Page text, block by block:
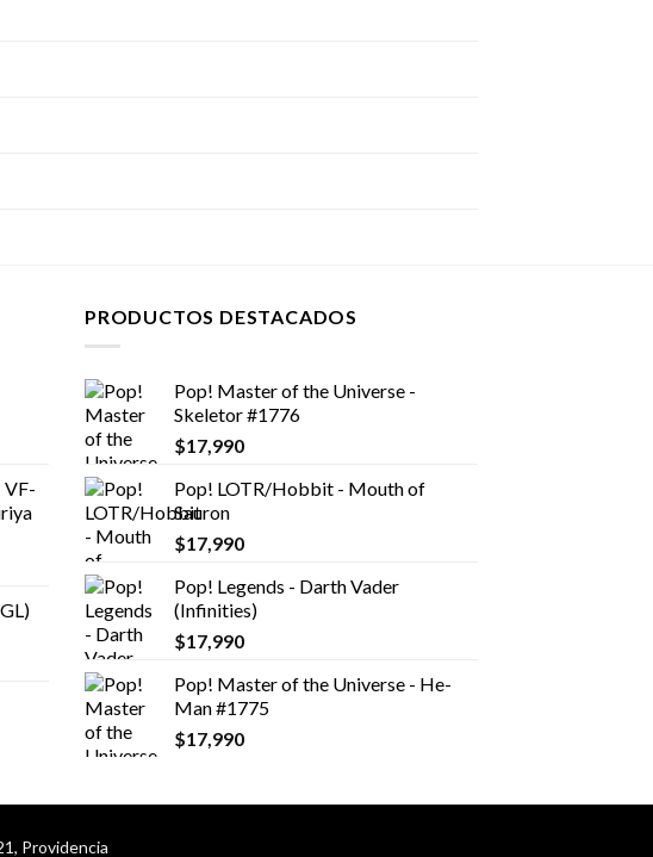
VF-
PRODUCTOS DESTACADOS
Pop! Master of the Universe -
Skeletor #1776
$17,990
Pop! LOTR/Hobbit - Mouth of
Sauron
$17,990
Pop! Legends - Darth Vader
(Infinities)
$17,990
Pop! Master of the Universe - He-
Man #1775
$17,990
Providencia